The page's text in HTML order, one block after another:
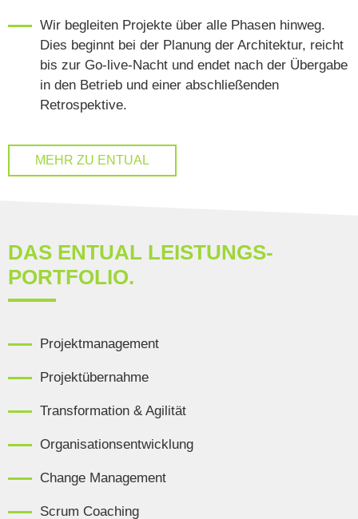
Wir begleiten Projekte über alle Phasen hinweg.
Dies beginnt bei der Planung der Architektur, reicht
bis zur Go-live-Nacht und endet nach der Übergabe
in den Betrieb und einer abschließenden
Retrospektive.
MEHR ZU ENTUAL
DAS ENTUAL LEISTUNGS­
PORTFOLIO.
Projektmanagement
Projektübernahme
Transformation & Agilität
Organisationsentwicklung
Change Management
Scrum Coaching